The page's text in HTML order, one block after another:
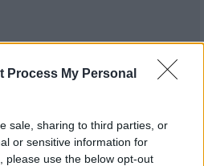
Process My Personal
sale, sharing to third parties, or
or sensitive information for
please use the below opt-out
5 le 10 avril 2016 à
: ZAYN
Mind of Mine